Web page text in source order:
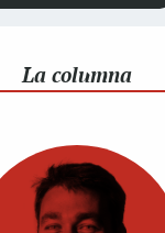
La columna